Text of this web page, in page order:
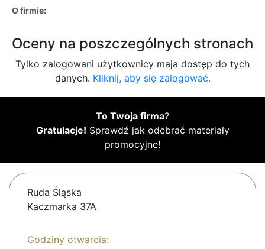
O firmie:
Oceny na poszczególnych stronach
Tylko zalogowani użytkownicy maja dostęp do tych
danych. Kliknij, aby się zalogować.
To Twoja firma?
Gratulacje! Sprawdź jak odebrać materiały
promocyjne!
Ruda Śląska
Kaczmarka 37A
Godziny otwarcia: